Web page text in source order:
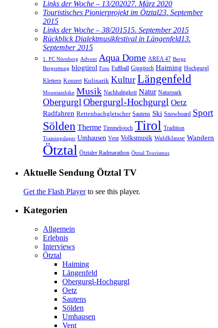
Links der Woche – 13/202027. März 2020
Touristisches Pionierprojekt im Ötztal23. September
2015
Links der Woche – 38/201515. September 2015
Rückblick Dialektmusikfestival in Längenfeld13.
September 2015
1. FC Nürnberg Advent Aqua Dome AREA 47 Berge
Bergrettung blogtirol Foto Fußball Giggijoch Haiming Hochgurgl
Klettern Konzert Kulinarik KulturLängenfeld
Mountainbike Musik Nachhaltigkeit Natur Naturpark
ObergurglObergurgl-Hochgurgl Oetz
Radfahren Rettenbachgletscher Sautens Ski Snowboard Sport
Sölden Therme Timmelsjoch Tirol Tradition
Trainingslager Umhausen Vent Volksmusik Waldklause Wandern
Ötztal Ötztaler Radmarathon Ötztal Tourismus
Aktuelle Sendung Ötztal TV
Get the Flash Playerto see this player.
Kategorien
Allgemein
Erlebnis
Interviews
Ötztal
Haiming
Längenfeld
Obergurgl-Hochgurgl
Oetz
Sautens
Sölden
Umhausen
Vent